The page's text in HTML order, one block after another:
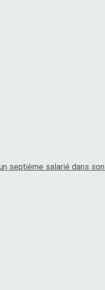
septième salarié dans